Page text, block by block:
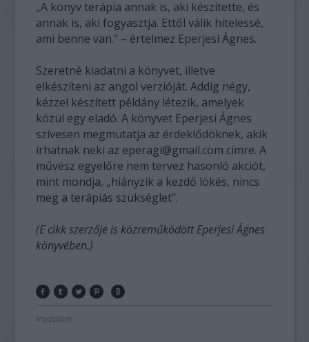
„A könyv terápia annak is, aki készítette, és
annak is, aki fogyasztja. Ettől válik hitelessé,
ami benne van.” – értelmez Eperjesi Ágnes.
Szeretné kiadatni a könyvet, illetve
elkészíteni az angol verzióját. Addig négy,
kézzel készített példány létezik, amelyek
közül egy eladó. A könyvet Eperjesi Ágnes
szívesen megmutatja az érdeklődöknek, akik
írhatnak neki az eperagi@gmail.com címre. A
művész egyelőre nem tervez hasonló akciót,
mint mondja, „hiányzik a kezdő lökés, nincs
meg a terápiás szükséglet”.
(E cikk szerzője is közreműködött Eperjesi Ágnes
könyvében.)
Irodalom